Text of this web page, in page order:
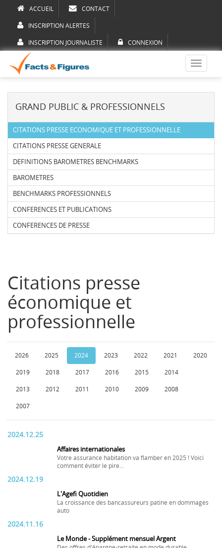
ACCUEIL CONTACT
INSCRIPTION ALERTES
INSCRIPTION JOURNALISTE CONNEXION
Toggle
GRAND PUBLIC & PROFESSIONNELS
CITATIONS PRESSE ECONOMIQUE ET PROFESSIONNELLE
CITATIONS PRESSE GENERALE
DEFINITIONS BAROMETRES BENCHMARKS
BAROMETRES
BENCHMARKS PROFESSIONNELS
CONFERENCES ET PUBLICATIONS
CONFERENCES DE PRESSE
Citations presse
économique et
professionnelle
2026 2025 2024 2023 2022 2021 2020
2019 2018 2017 2016 2015 2014
2013 2012 2011 2010 2009 2008
2007
2024.12.25
Affaires internationales
Votre assurance habitation va flamber en 2025 ! Voici
comment éviter le pire...
2024.12.19
L'Agefi Quotidien
La croissance des bancassureurs patine en dommages
auto
2024.11.16
Le Monde - Supplément mensuel Argent